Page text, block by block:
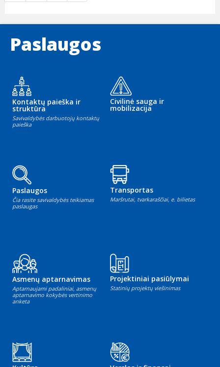
Paslaugos
Kontaktų paieška ir
struktūra
Savivaldybės darbuotojų kontaktų
paieška
Civilinė sauga ir
mobilizacija
Paslaugos
Čia rasite savivaldybės teikiamas
paslaugas
Transportas
Maršrutai, tvarkaraščiai, e. bilietas
Asmenų aptarnavimas
Aptarnaujami padaliniai, asmenų
aptarnavimo kokybės vertinimo
anketa
Projektiniai pasiūlymai
Statinių projektų viešinimas